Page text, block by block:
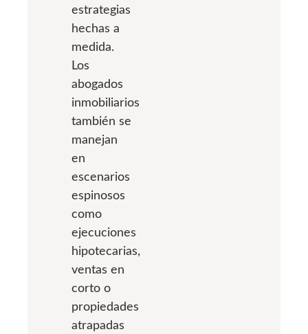
estrategias
hechas a
medida.
Los
abogados
inmobiliarios
también se
manejan
en
escenarios
espinosos
como
ejecuciones
hipotecarias,
ventas en
corto o
propiedades
atrapadas